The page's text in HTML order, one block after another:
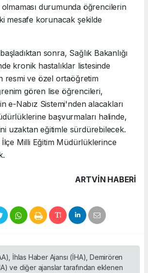
durumunda öğrencilerin
mesafe korunacak şekilde
sonra, Sağlık Bakanlığı
kronik hastalıklar listesinde
resmi ve özel ortaöğretim
gören lise öğrencileri,
e-Nabız Sistemi'nden alacakları
başvurmaları halinde,
uzaktan eğitimle sürdürebilecek.
Milli Eğitim Müdürlüklerince
ARTVIN HABERİ
İhlas Haber Ajansı (İHA), Demirören
ve diğer ajanslar tarafından eklenen